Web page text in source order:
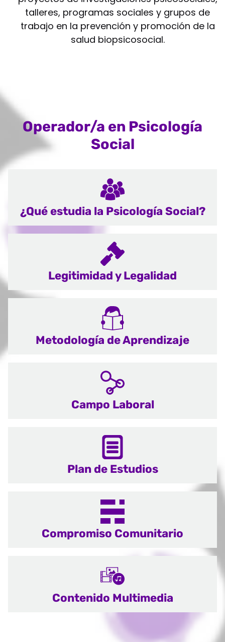
talleres, programas sociales y grupos de
trabajo en la prevención y promoción de la
salud biopsicosocial.
Operador/a en Psicología
Social
¿Qué estudia la Psicología Social?
Legitimidad y Legalidad
Metodología de Aprendizaje
Campo Laboral
Plan de Estudios
Compromiso Comunitario
Contenido Multimedia